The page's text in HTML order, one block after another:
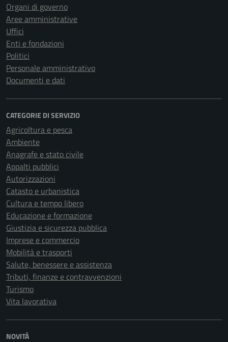
Organi di governo
Aree amministrative
Uffici
Enti e fondazioni
Politici
Personale amministrativo
Documenti e dati
CATEGORIE DI SERVIZIO
Agricoltura e pesca
Ambiente
Anagrafe e stato civile
Appalti pubblici
Autorizzazioni
Catasto e urbanistica
Cultura e tempo libero
Educazione e formazione
Giustizia e sicurezza pubblica
Imprese e commercio
Mobilità e trasporti
Salute, benessere e assistenza
Tributi, finanze e contravvenzioni
Turismo
Vita lavorativa
NOVITÀ